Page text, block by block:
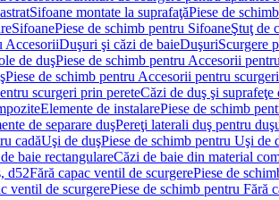
Sifoane montate la suprafaţăPiese de
SifoanePiese de schimb pentru SifoaneŞtuţ de
AccesoriiDuşuri şi căzi de baieDuşuriScurgere
de duşPiese de schimb pentru Accesorii
Piese de schimb pentru Accesorii pentru
scurgeri prin pereteCăzi de duş şi suprafeţe
Elemente de instalarePiese de schimb
de separare duşPereţi laterali duş pentru
cadăUşi de duşPiese de schimb pentru Uşi de
baie rectangulareCăzi de baie din material
d52Fără capac ventil de scurgerePiese de
ventil de scurgerePiese de schimb pentru Fără